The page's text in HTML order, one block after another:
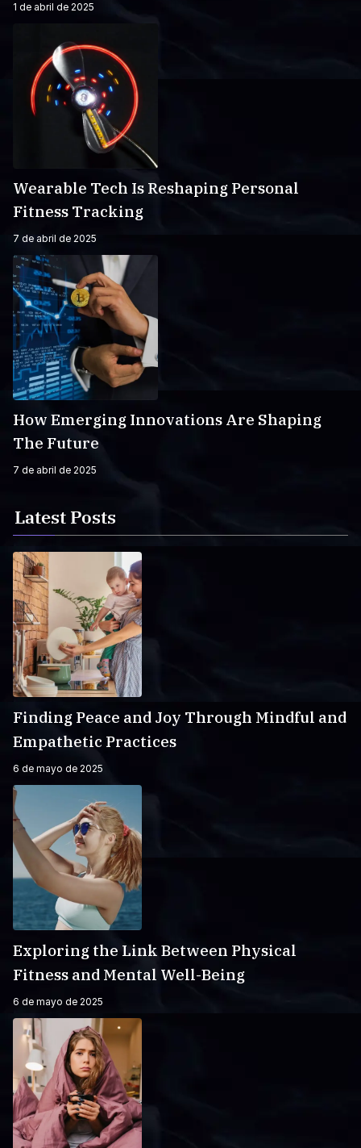
1 de abril de 2025
Wearable Tech Is Reshaping Personal
Fitness Tracking
7 de abril de 2025
How Emerging Innovations Are Shaping
The Future
7 de abril de 2025
Latest Posts
Finding Peace and Joy Through Mindful and
Empathetic Practices
6 de mayo de 2025
Exploring the Link Between Physical
Fitness and Mental Well-Being
6 de mayo de 2025